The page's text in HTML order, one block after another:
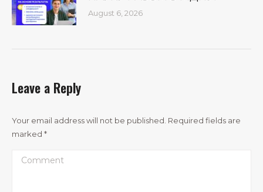
August 6, 2026
Leave a Reply
Your email address will not be published. Required fields are
marked *
Comment